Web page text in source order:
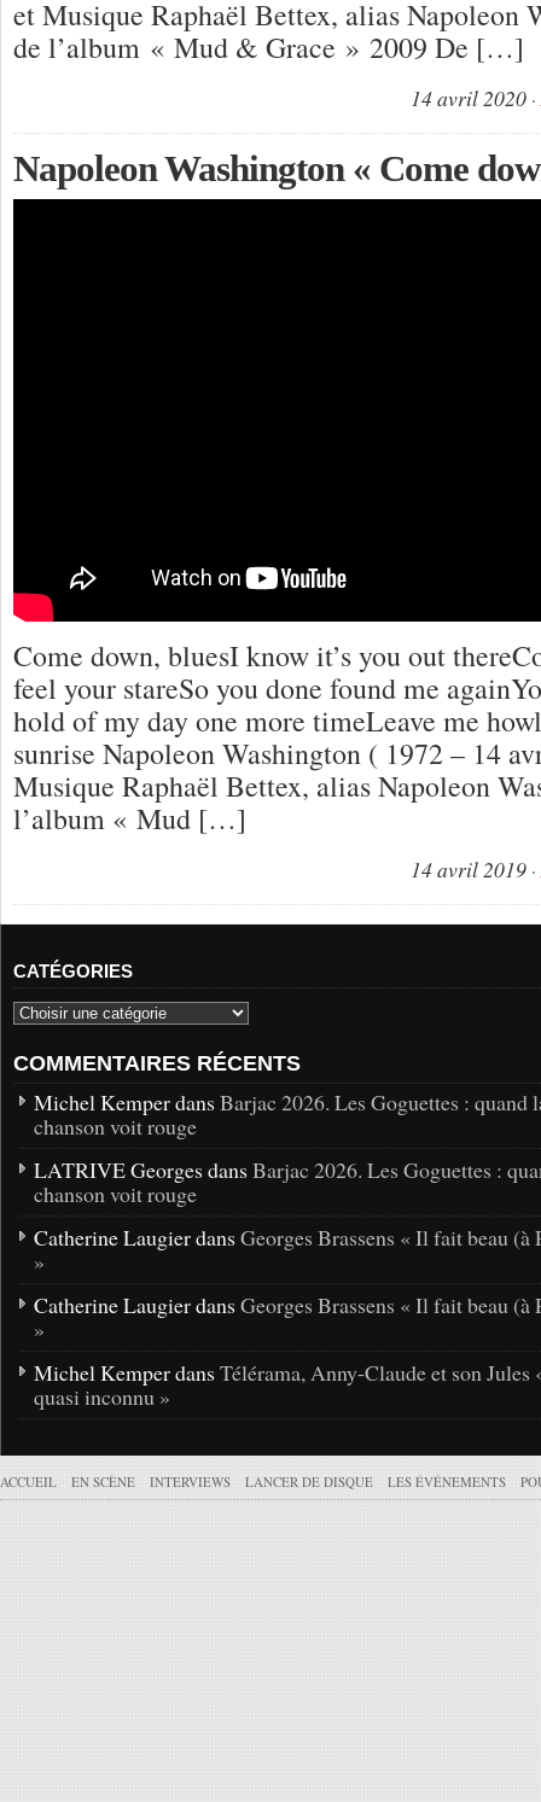
et Musique Raphaël Bettex, alias Napoleon
de l’album « Mud & Grace » 2009 De […]
14 avril 2020
Napoleon Washington « Come
Come down, bluesI know it’s you out
feel your stareSo you done found me
hold of my day one more timeLeave me
sunrise Napoleon Washington ( 1972 – 14
Musique Raphaël Bettex, alias Napoleon
l’album « Mud […]
14 avril 2019
CATÉGORIES
COMMENTAIRES RÉCENTS
Michel Kemper dans Barjac 2026. Les Goguettes : quand
chanson voit rouge
LATRIVE Georges dans Barjac 2026. Les Goguettes :
chanson voit rouge
Catherine Laugier dans Georges Brassens « Il fait beau (à
»
Catherine Laugier dans Georges Brassens « Il fait beau (à
»
Michel Kemper dans Télérama, Anny-Claude et son Jules
quasi inconnu »
ACCUEIL EN SCÈNE INTERVIEWS LANCER DE DISQUE LES ÉVÉNEMENTS